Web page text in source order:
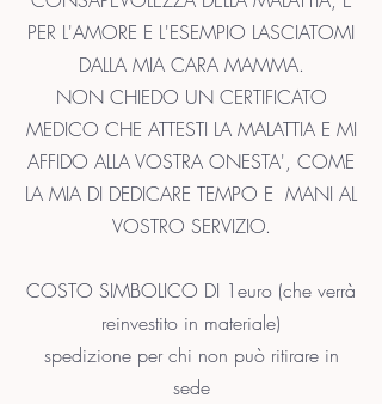
PER L'AMORE E L'ESEMPIO LASCIATOMI
DALLA MIA CARA MAMMA.
NON CHIEDO UN CERTIFICATO
MEDICO CHE ATTESTI LA MALATTIA E MI
AFFIDO ALLA VOSTRA ONESTA', COME
LA MIA DI DEDICARE TEMPO E MANI AL
VOSTRO SERVIZIO.
COSTO SIMBOLICO DI 1euro (che verrà
reinvestito in materiale)
spedizione per chi non può ritirare in
sede